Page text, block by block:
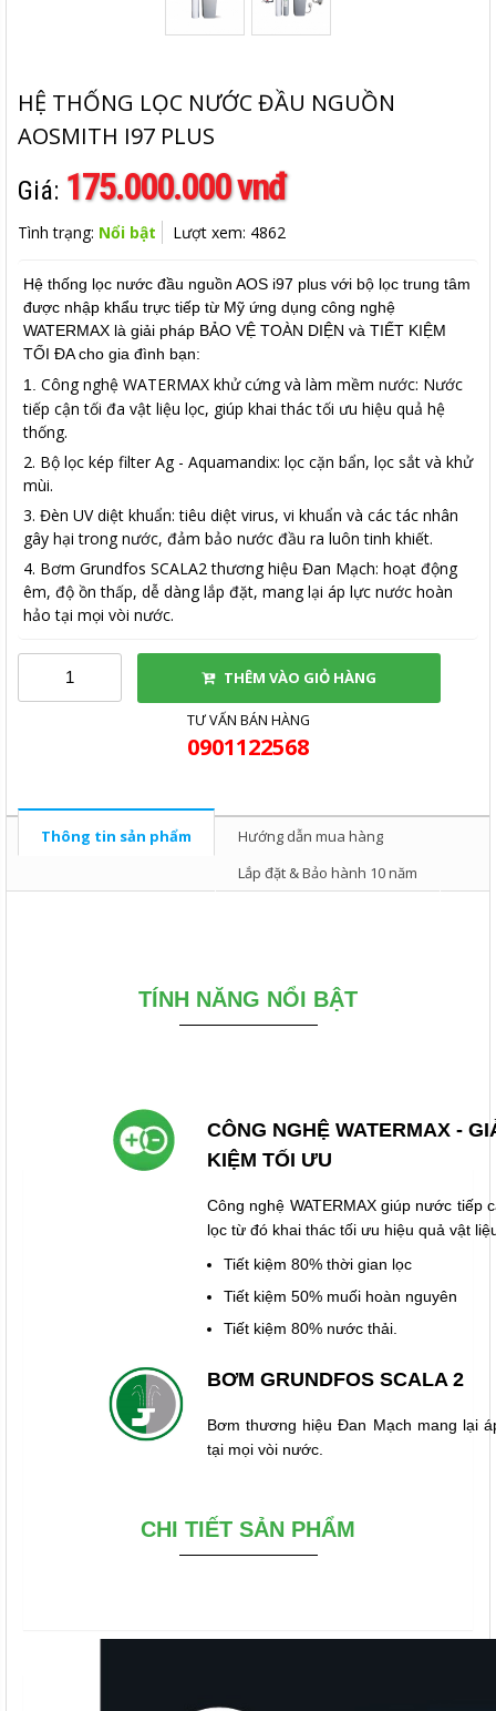
HỆ THỐNG LỌC NƯỚC ĐẦU NGUỒN
AOSMITH I97 PLUS
Giá: 175.000.000 vnđ
Tình trạng: Nổi bật Lượt xem: 4862
Hệ thống lọc nước đầu nguồn AOS i97 plus với bộ lọc trung tâm
được nhập khẩu trực tiếp từ Mỹ ứng dụng công nghệ
WATERMAX là giải pháp BẢO VỆ TOÀN DIỆN và TIẾT KIỆM
TỐI ĐA cho gia đình bạn:
1. Công nghệ WATERMAX khử cứng và làm mềm nước: Nước
tiếp cận tối đa vật liệu lọc, giúp khai thác tối ưu hiệu quả hệ
thống.
2. Bộ lọc kép filter Ag - Aquamandix: lọc cặn bẩn, lọc sắt và khử
mùi.
3. Đèn UV diệt khuẩn: tiêu diệt virus, vi khuẩn và các tác nhân
gây hại trong nước, đảm bảo nước đầu ra luôn tinh khiết.
4. Bơm Grundfos SCALA2 thương hiệu Đan Mạch: hoạt động
êm, độ ồn thấp, dễ dàng lắp đặt, mang lại áp lực nước hoàn
hảo tại mọi vòi nước.
THÊM VÀO GIỎ HÀNG
TƯ VẤN BÁN HÀNG
0901122568
Thông tin sản phẩm
Hướng dẫn mua hàng
Lắp đặt & Bảo hành 10 năm
TÍNH NĂNG NỔI BẬT
CÔNG NGHỆ WATERMAX -
KIỆM TỐI ƯU
Công nghệ WATERMAX giúp nước tiếp
lọc từ đó khai thác tối ưu hiệu quả vật
Tiết kiệm 80% thời gian lọc
Tiết kiệm 50% muối hoàn nguyên
Tiết kiệm 80% nước thải.
BƠM GRUNDFOS SCALA 2
Bơm thương hiệu Đan Mạch mang lại
tại mọi vòi nước.
CHI TIẾT SẢN PHẨM